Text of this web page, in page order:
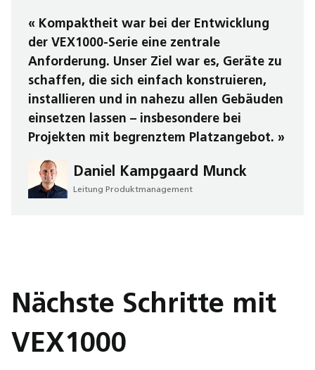
« Kompaktheit war bei der Entwicklung
der VEX1000-Serie eine zentrale
Anforderung. Unser Ziel war es, Geräte zu
schaffen, die sich einfach konstruieren,
installieren und in nahezu allen Gebäuden
einsetzen lassen – insbesondere bei
Projekten mit begrenztem Platzangebot. »
Daniel Kampgaard Munck
Leitung Produktmanagement
Nächste Schritte mit
VEX1000